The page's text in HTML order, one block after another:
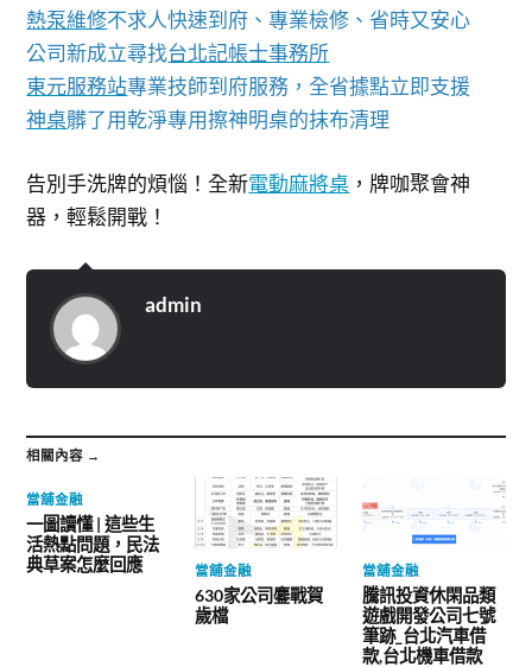
熱泵維修不求人快速到府、專業檢修、省時又安心
公司新成立尋找台北記帳士事務所
東元服務站專業技師到府服務，全省據點立即支援
神桌髒了用乾淨專用擦神明桌的抹布清理
告別手洗牌的煩惱！全新電動麻將桌 ，牌咖聚會神
器，輕鬆開戰！
admin
相關內容 →
當舖金融
一圖讀懂 | 這些生
活熱點問題，民法
典草案怎麼回應
當舖金融
630家公司鏖戰賀
歲檔
當舖金融
騰訊投資休閑品類
遊戲開發公司七號
筆跡_台北汽車借
款,台北機車借款